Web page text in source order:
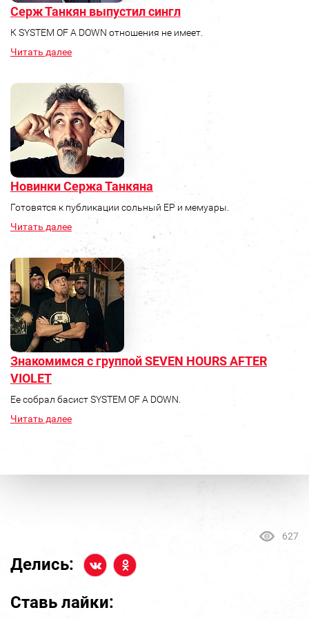
Серж Танкян выпустил сингл
К SYSTEM OF A DOWN отношения не имеет.
Читать далее
Новинки Сержа Танкяна
Готовятся к публикации сольный ЕР и мемуары.
Читать далее
Знакомимся с группой SEVEN HOURS AFTER
VIOLET
Ее собрал басист SYSTEM OF A DOWN.
Читать далее
627
Делись:
Ставь лайки: